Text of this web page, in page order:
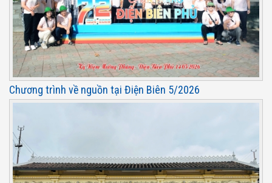
Chương trình về nguồn tại Điện Biên 5/2026